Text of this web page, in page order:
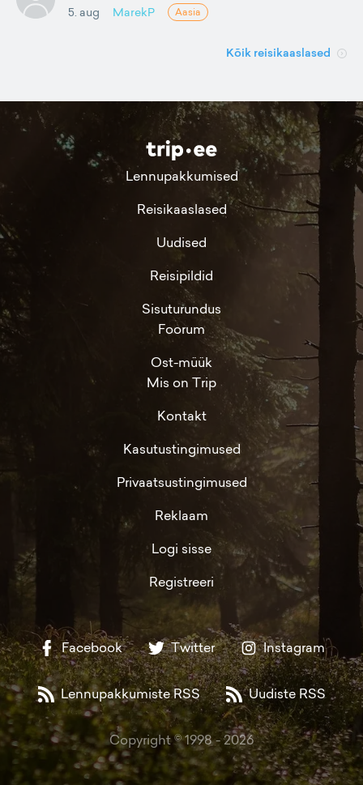
5. aug MarekP Aasia
Kõik reisikaaslased
Lennupakkumised
Reisikaaslased
Uudised
Reisipildid
Sisuturundus
Foorum
Ost-müük
Mis on Trip
Kontakt
Kasutustingimused
Privaatsustingimused
Reklaam
Logi sisse
Registreeri
Facebook Twitter Instagram
Lennupakkumiste RSS Uudiste RSS
Copyright © 1998 -2026